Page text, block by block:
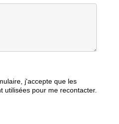
j'accepte que les
utilisées pour me recontacter.